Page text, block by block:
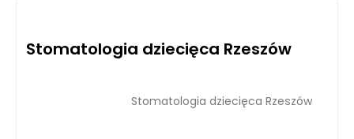
Stomatologia dziecięca Rzeszów
Stomatologia dziecięca Rzeszów